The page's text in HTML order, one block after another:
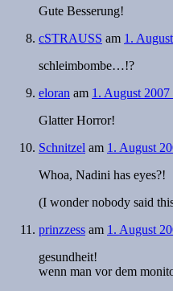
Gute Besserung!
cSTRAUSS am 1.
schleimbombe…!?
eloran am 1. August
Glatter Horror!
Schnitzel am 1. August
Whoa, Nadini has eyes?!
(I wonder nobody said
prinzzess am 1. August
gesundheit!
wenn man vor dem